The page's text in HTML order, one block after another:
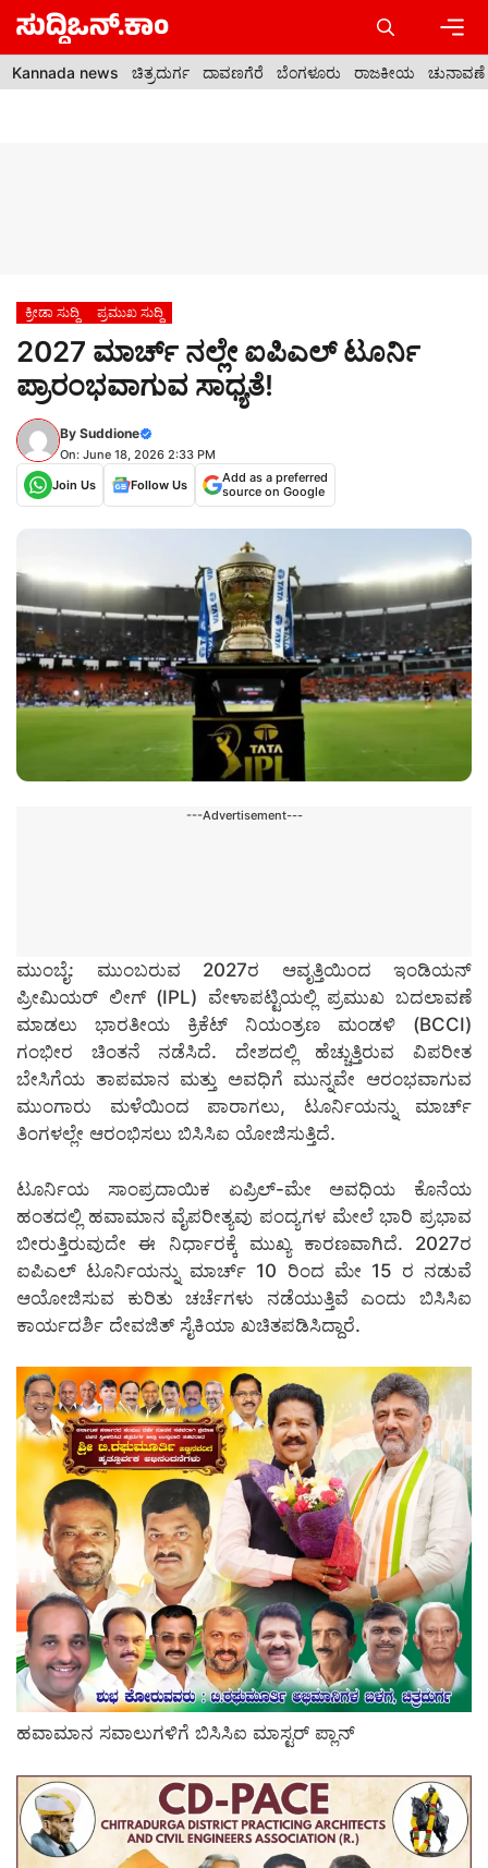
Skip
content
Kannada news ಚಿತ್ರದುರ್ಗ ದಾವಣಗೆರೆ ಬೆಂಗಳೂರು ರಾಜಕೀಯ ಚುನಾವಣೆ
ಕ್ರೀಡಾ ಸುದ್ದಿ ಪ್ರಮುಖ ಸುದ್ದಿ
2027 ಮಾರ್ಚ್ ನಲ್ಲೇ ಐಪಿಎಲ್ ಟೂರ್ನಿ
ಪ್ರಾರಂಭವಾಗುವ ಸಾಧ್ಯತೆ!
By Suddione
On: June 18, 2026 2:33 PM
Join Us
Follow Us
Add as a preferred
source on Google
---Advertisement---
ಮುಂಬೈ: ಮುಂಬರುವ 2027ರ ಆವೃತ್ತಿಯಿಂದ ಇಂಡಿಯನ್
ಪ್ರೀಮಿಯರ್ ಲೀಗ್ (IPL) ವೇಳಾಪಟ್ಟಿಯಲ್ಲಿ ಪ್ರಮುಖ ಬದಲಾವಣೆ
ಮಾಡಲು ಭಾರತೀಯ ಕ್ರಿಕೆಟ್ ನಿಯಂತ್ರಣ ಮಂಡಳಿ (BCCI)
ಗಂಭೀರ ಚಿಂತನೆ ನಡೆಸಿದೆ. ದೇಶದಲ್ಲಿ ಹೆಚ್ಚುತ್ತಿರುವ ವಿಪರೀತ
ಬೇಸಿಗೆಯ ತಾಪಮಾನ ಮತ್ತು ಅವಧಿಗೆ ಮುನ್ನವೇ ಆರಂಭವಾಗುವ
ಮುಂಗಾರು ಮಳೆಯಿಂದ ಪಾರಾಗಲು, ಟೂರ್ನಿಯನ್ನು ಮಾರ್ಚ್
ತಿಂಗಳಲ್ಲೇ ಆರಂಭಿಸಲು ಬಿಸಿಸಿಐ ಯೋಜಿಸುತ್ತಿದೆ.
ಟೂರ್ನಿಯ ಸಾಂಪ್ರದಾಯಿಕ ಏಪ್ರಿಲ್-ಮೇ ಅವಧಿಯ ಕೊನೆಯ
ಹಂತದಲ್ಲಿ ಹವಾಮಾನ ವೈಪರೀತ್ಯವು ಪಂದ್ಯಗಳ ಮೇಲೆ ಭಾರಿ ಪ್ರಭಾವ
ಬೀರುತ್ತಿರುವುದೇ ಈ ನಿರ್ಧಾರಕ್ಕೆ ಮುಖ್ಯ ಕಾರಣವಾಗಿದೆ. 2027ರ
ಐಪಿಎಲ್ ಟೂರ್ನಿಯನ್ನು ಮಾರ್ಚ್ 10 ರಿಂದ ಮೇ 15 ರ ನಡುವೆ
ಆಯೋಜಿಸುವ ಕುರಿತು ಚರ್ಚೆಗಳು ನಡೆಯುತ್ತಿವೆ ಎಂದು ಬಿಸಿಸಿಐ
ಕಾರ್ಯದರ್ಶಿ ದೇವಜಿತ್ ಸೈಕಿಯಾ ಖಚಿತಪಡಿಸಿದ್ದಾರೆ.
ಹವಾಮಾನ ಸವಾಲುಗಳಿಗೆ ಬಿಸಿಸಿಐ ಮಾಸ್ಟರ್ ಪ್ಲಾನ್